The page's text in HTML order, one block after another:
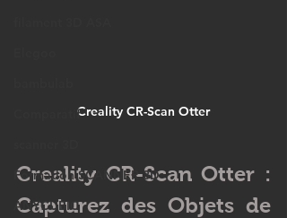
Comparatif
Formation SCANNER 3D
ANYCUBIC
Creality CR-Scan Otter
Creality CR-Scan Otter :
Capturez des Objets de